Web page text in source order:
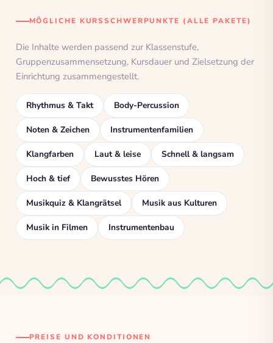
MÖGLICHE KURSSCHWERPUNKTE (ALLE PAKETE)
Die Inhalte werden passend zur Klassenstufe,
Gruppenzusammensetzung, Kursdauer und Zielsetzung der
Einrichtung zusammengestellt.
Rhythmus & Takt Body-Percussion
Noten & Zeichen Instrumentenfamilien
Klangfarben Laut & leise Schnell & langsam
Hoch & tief Bewusstes Hören
Musikquiz & Klangrätsel Musik aus Kulturen
Musik in Filmen Instrumentenbau
PREISE UND KONDITIONEN